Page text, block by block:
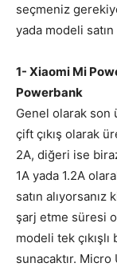
seçmeniz
yada modeli
1- Xiaomi Mi
Powerbank
Genel olarak son
çift çıkış olarak
2A, diğeri ise
1A yada 1.2A
satın
şarj etme süresi
modeli tek
sunacaktır.